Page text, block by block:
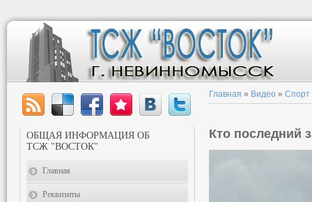
Главная » Видео » Спорт
Кто последний
ОБЩАЯ ИНФОРМАЦИЯ ОБ
ТСЖ "ВОСТОК"
Главная
Реквизиты